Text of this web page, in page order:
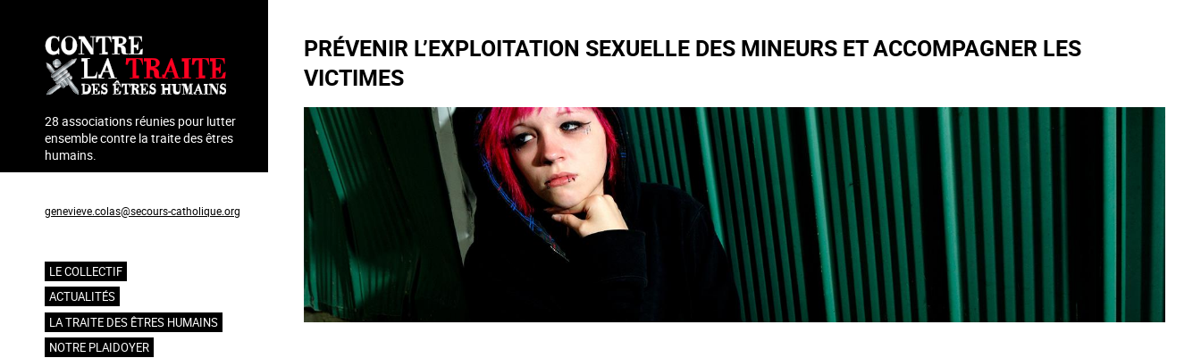
contenu
principal
28 associations réunies pour lutter
ensemble contre la traite des êtres
humains.
genevieve.colas@secours-catholique.org
Navigation
principale
LE COLLECTIF
ACTUALITÉS
LA TRAITE DES ÊTRES HUMAINS
NOTRE PLAIDOYER
PRÉVENIR L’EXPLOITATION SEXUELLE DES MINEURS ET ACCOMPAGNER LES
VICTIMES